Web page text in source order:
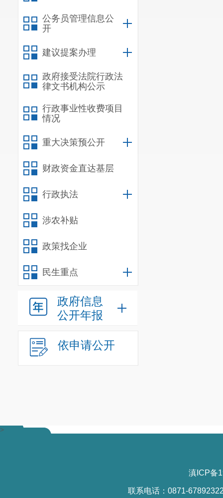
公务员管理信息公
开
建议提案办理
政府接受法院行政法
律文书机构公示
行政事业性收费项目
情况
重大决策预公开
财政资金直达基层
行政执法
涉农补贴
政策找企业
民生重点
政府信息
公开年报
依申请公开
>
滇ICP备
联系电话：0871-